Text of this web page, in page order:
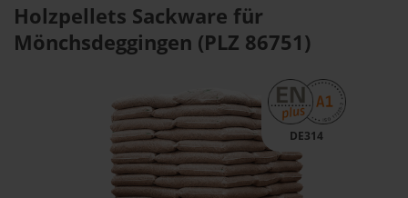
Holzpellets Sackware für
Mönchsdeggingen (PLZ 86751)
DE314